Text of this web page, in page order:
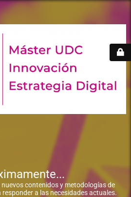
contenidos y metodologías de
a las necesidades actuales.